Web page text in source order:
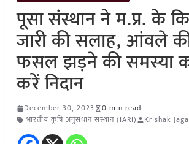
पूसा संस्थान ने म.प्र. के
जारी की सलाह, आंवले
फसल झड़ने की समस्या
करें निदान
December 30, 2023
0 min read
भारतीय कृषि अनुसंधान संस्थान (IARI)
Krishak